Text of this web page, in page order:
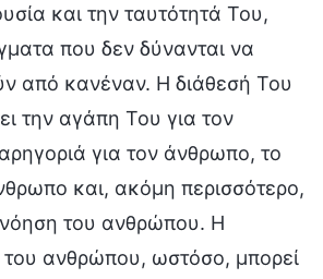
και την ταυτότητά Του,
που δεν δύνανται να
από κανέναν. Η διάθεσή Του
την αγάπη Του για τον
για τον άνθρωπο, το
και, ακόμη περισσότερο,
του ανθρώπου. Η
ανθρώπου, ωστόσο, μπορεί